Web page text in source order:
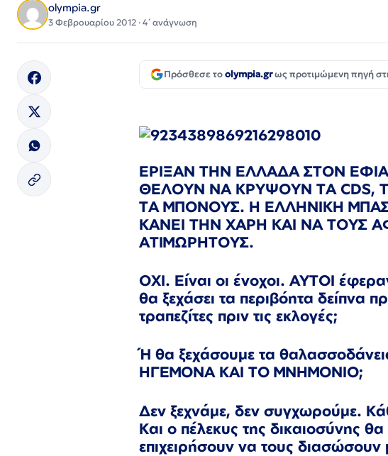
olympia.gr
3 Φεβρουαρίου 2012 · 4΄ ανάγνωση
Πρόσθεσε τοolympia.grως προτιμώμενη πηγή
ΕΡΙΞΑΝ ΤΗΝ ΕΛΛΑΔΑ ΣΤΟΝ
ΘΕΛΟΥΝ ΝΑ ΚΡΥΨΟΥΝ ΤΑ CDS,
ΤΑ ΜΠΟΝΟΥΣ. Η ΕΛΛΗΝΙΚΗ
ΚΑΝΕΙ ΤΗΝ ΧΑΡΗ ΚΑΙ ΝΑ ΤΟΥΣ
ΑΤΙΜΩΡΗΤΟΥΣ.
ΟΧΙ. Είναι οι ένοχοι. ΑΥΤΟΙ
θα ξεχάσει τα περιβόητα δείπνα
τραπεζίτες πριν τις εκλογές;
Ή θα ξεχάσουμε τα
ΗΓΕΜΟΝΑ ΚΑΙ ΤΟ ΜΝΗΜΟΝΙΟ;
Δεν ξεχνάμε, δεν συγχωρούμε.
Και ο πέλεκυς της δικαιοσύνης
επιχειρήσουν να τους